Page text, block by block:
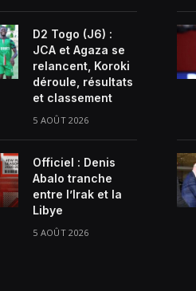
D2 Togo (J6) :
JCA et Agaza se
relancent, Koroki
déroule, résultats
et classement
5 AOÛT 2026
Officiel : Denis
Abalo tranche
entre l’Irak et la
Libye
5 AOÛT 2026